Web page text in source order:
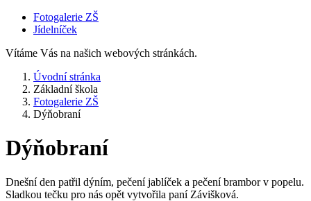
Fotogalerie ZŠ
Jídelníček
Vítáme Vás na našich webových stránkách.
Úvodní stránka
Základní škola
Fotogalerie ZŠ
Dýňobraní
Dýňobraní
Dnešní den patřil dýním, pečení jablíček a pečení brambor v popelu.
Sladkou tečku pro nás opět vytvořila paní Závišková.